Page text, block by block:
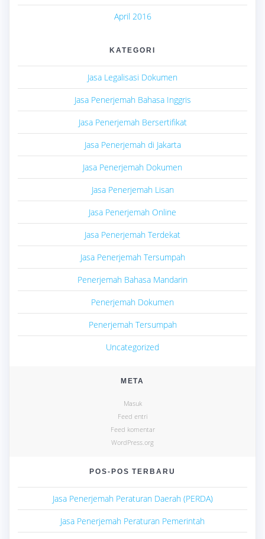
April 2016
KATEGORI
Jasa Legalisasi Dokumen
Jasa Penerjemah Bahasa Inggris
Jasa Penerjemah Bersertifikat
Jasa Penerjemah di Jakarta
Jasa Penerjemah Dokumen
Jasa Penerjemah Lisan
Jasa Penerjemah Online
Jasa Penerjemah Terdekat
Jasa Penerjemah Tersumpah
Penerjemah Bahasa Mandarin
Penerjemah Dokumen
Penerjemah Tersumpah
Uncategorized
META
Masuk
Feed entri
Feed komentar
WordPress.org
POS-POS TERBARU
Jasa Penerjemah Peraturan Daerah (PERDA)
Jasa Penerjemah Peraturan Pemerintah